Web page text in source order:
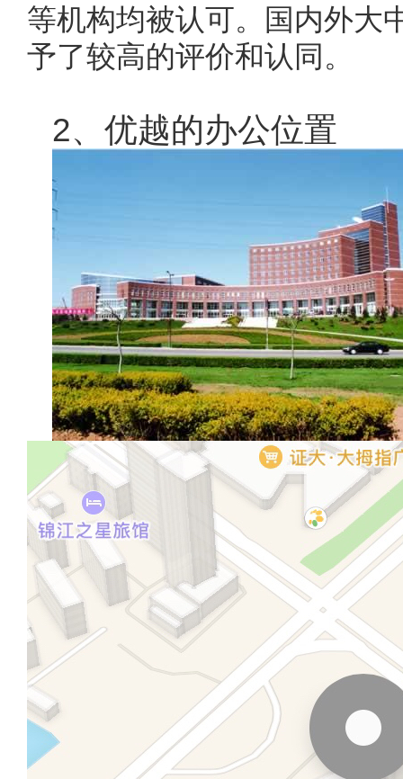
等机构均被认可。国内外大
予了较高的评价和认同。
2、优越的办公位置